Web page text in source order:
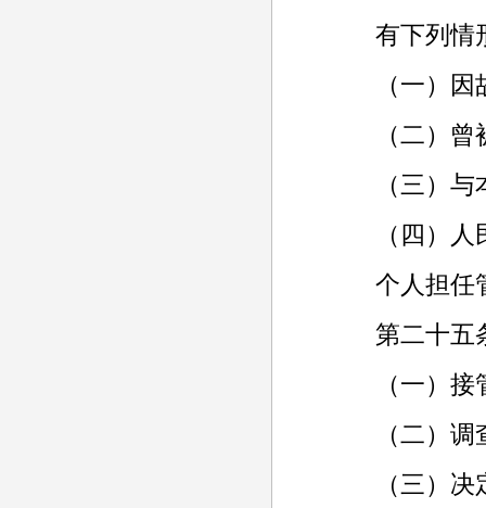
有下列情形
（一）因故
（二）曾被
（三）与
（四）人民
个人担任管
第二十五
（一）接管
（二）调查
（三）决定